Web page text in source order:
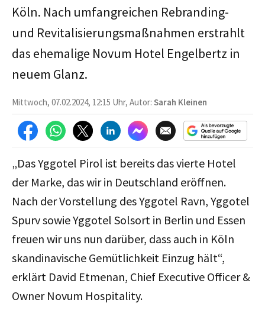
Köln. Nach umfangreichen Rebranding-
und Revitalisierungsmaßnahmen erstrahlt
das ehemalige Novum Hotel Engelbertz in
neuem Glanz.
Mittwoch, 07.02.2024, 12:15 Uhr, Autor: Sarah Kleinen
„Das Yggotel Pirol ist bereits das vierte Hotel
der Marke, das wir in Deutschland eröffnen.
Nach der Vorstellung des Yggotel Ravn, Yggotel
Spurv sowie Yggotel Solsort in Berlin und Essen
freuen wir uns nun darüber, dass auch in Köln
skandinavische Gemütlichkeit Einzug hält“,
erklärt David Etmenan, Chief Executive Officer &
Owner Novum Hospitality.